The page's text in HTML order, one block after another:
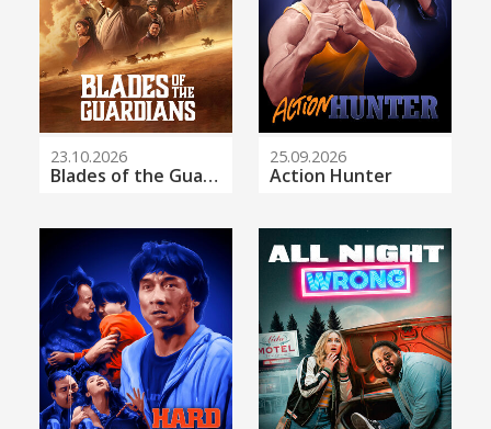
23.10.2026
Blades of the Guardians
25.09.2026
Action Hunter